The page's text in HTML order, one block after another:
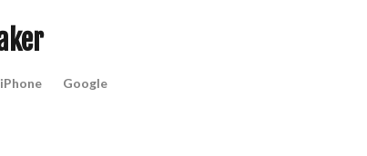
iPhone Google